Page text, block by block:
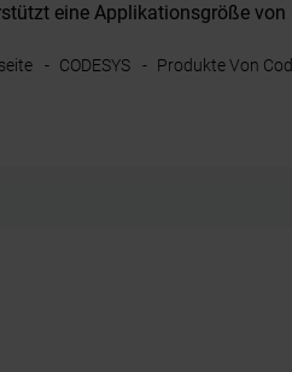
eine Applikationsgröße
CODESYS Produkte Von